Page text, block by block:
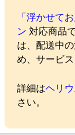
「浮かせて
ン 対応商品
は、配送中
め、サービス
詳細はヘリ
さい。